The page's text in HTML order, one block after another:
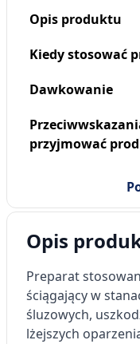
Opis produktu
Kiedy stosować
Dawkowanie
przyjmować
Opis
Preparat
ściągający w
śluzowych,
lżejszych